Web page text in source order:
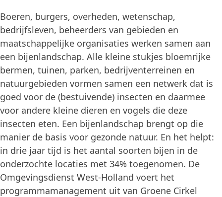
Boeren, burgers, overheden, wetenschap,
bedrijfsleven, beheerders van gebieden en
maatschappelijke organisaties werken samen aan
een bijenlandschap. Alle kleine stukjes bloemrijke
bermen, tuinen, parken, bedrijventerreinen en
natuurgebieden vormen samen een netwerk dat is
goed voor de (bestuivende) insecten en daarmee
voor andere kleine dieren en vogels die deze
insecten eten. Een bijenlandschap brengt op die
manier de basis voor gezonde natuur. En het helpt:
in drie jaar tijd is het aantal soorten bijen in de
onderzochte locaties met 34% toegenomen. De
Omgevingsdienst West-Holland voert het
programmamanagement uit van Groene Cirkel